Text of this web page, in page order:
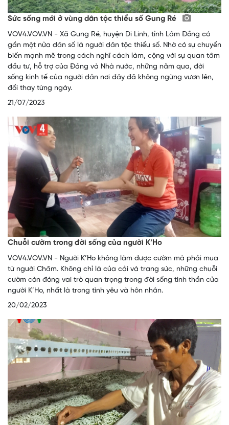
Sức sống mới ở vùng dân tộc thiểu số Gung Ré
VOV4.VOV.VN - Xã Gung Ré, huyện Di Linh, tỉnh Lâm Đồng có
gần một nửa dân số là người dân tộc thiểu số. Nhờ có sự chuyển
biến mạnh mẽ trong cách nghĩ cách làm, cộng với sự quan tâm
đầu tư, hỗ trợ của Đảng và Nhà nước, những năm qua, đời
sống kinh tế của người dân nơi đây đã không ngừng vươn lên,
đổi thay từng ngày.
21/07/2023
Chuỗi cườm trong đời sống của người K’Ho
VOV4.VOV.VN - Người K’Ho không làm được cườm mà phải mua
từ người Chăm. Không chỉ là của cải và trang sức, những chuỗi
cườm còn đóng vai trò quan trọng trong đời sống tinh thần của
người K’Ho, nhất là trong tình yêu và hôn nhân.
20/02/2023